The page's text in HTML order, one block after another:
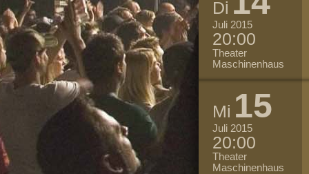
Di
Juli 2015
20:00
Theater
Maschinenhaus
Mi 15
Juli 2015
20:00
Theater
Maschinenhaus